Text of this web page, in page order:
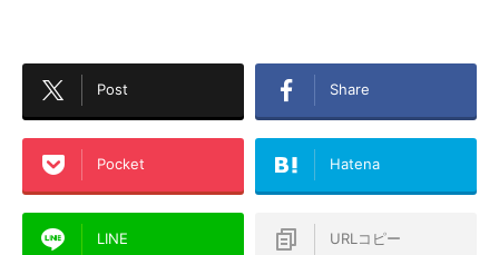
Post Share
Pocket Hatena
LINE URLコピー